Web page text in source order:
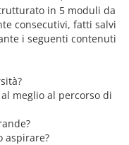
in 5 moduli da
consecutivi, fatti salvi
i seguenti contenuti
meglio al percorso di
aspirare?